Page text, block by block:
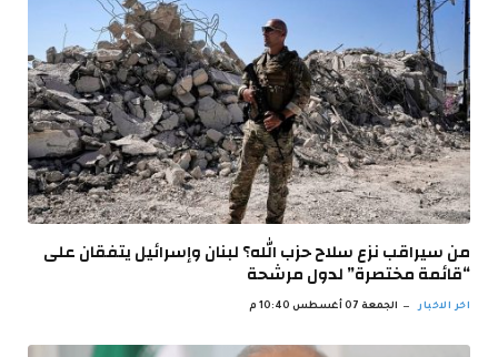
من سيراقب نزع سلاح حزب الله؟ لبنان وإسرائيل يتفقان على
“قائمة مختصرة” لدول مرشحة
اخر الاخبار الجمعة 07 أغسطس 10:40 م